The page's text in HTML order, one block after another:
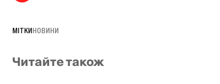
МІТКИНОВИНИ
Читайте також